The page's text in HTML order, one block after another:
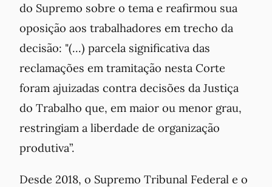
do Supremo sobre o tema e reafirmou sua
oposição aos trabalhadores em trecho da
decisão: "(...) parcela significativa das
reclamações em tramitação nesta Corte
foram ajuizadas contra decisões da Justiça
do Trabalho que, em maior ou menor grau,
restringiam a liberdade de organização
produtiva”.
Desde 2018, o Supremo Tribunal Federal e o